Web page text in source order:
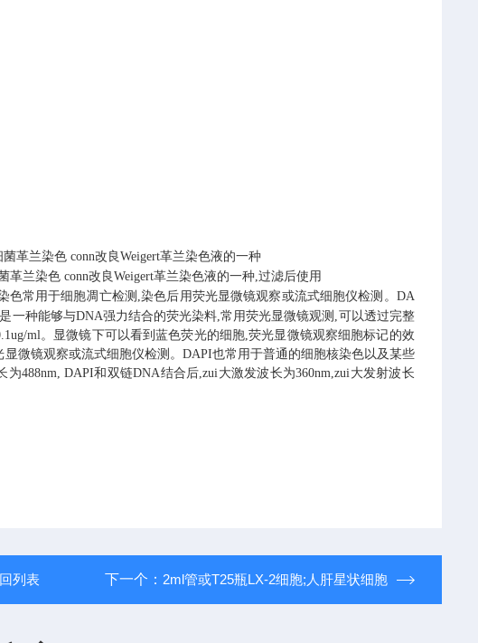
菌革兰染色 conn改良Weigert革兰染色液的一种
革兰染色 conn改良Weigert革兰染色液的一种,过滤后使用
色常用于细胞凋亡检测,染色后用荧光显微镜观察或流式细胞仪检测。DA
一种能够与DNA强力结合的荧光染料,常用荧光显微镜观测,可以透过完整
ml。显微镜下可以看到蓝色荧光的细胞,荧光显微镜观察细胞标记的效
微镜观察或流式细胞仪检测。DAPI也常用于普通的细胞核染色以及某些
488nm, DAPI和双链DNA结合后,zui大激发波长为360nm,zui大发射波长
列表 下一个： 2ml管或T25瓶LX-2细胞;人肝星状细胞